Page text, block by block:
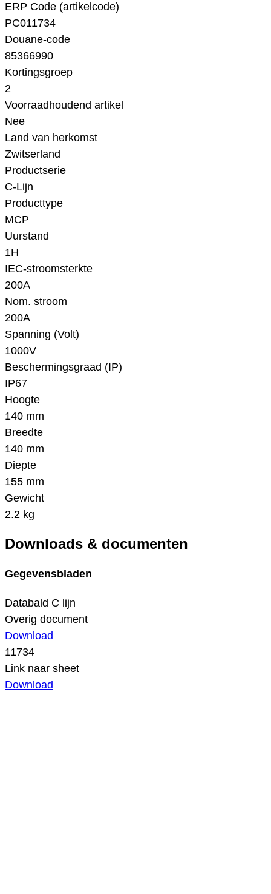
ERP Code (artikelcode)
PC011734
Douane-code
85366990
Kortingsgroep
2
Voorraadhoudend artikel
Nee
Land van herkomst
Zwitserland
Productserie
C-Lijn
Producttype
MCP
Uurstand
1H
IEC-stroomsterkte
200A
Nom. stroom
200A
Spanning (Volt)
1000V
Beschermingsgraad (IP)
IP67
Hoogte
140 mm
Breedte
140 mm
Diepte
155 mm
Gewicht
2.2 kg
Downloads & documenten
Gegevensbladen
Databald C lijn
Overig document
Download
11734
Link naar sheet
Download